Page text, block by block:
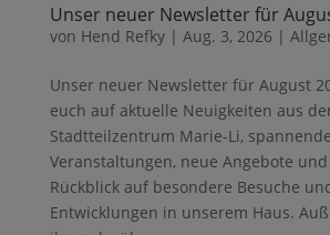
Unser neuer Newsletter für
von Hend Refky| Aug. 3, 2026 |
Unser neuer Newsletter für August
euch auf aktuelle Neuigkeiten aus
Stadtteilzentrum Marie-Li, spannende
Veranstaltungen, neue Angebote
Rückblick auf besondere Besuche
Entwicklungen in unserem Haus.